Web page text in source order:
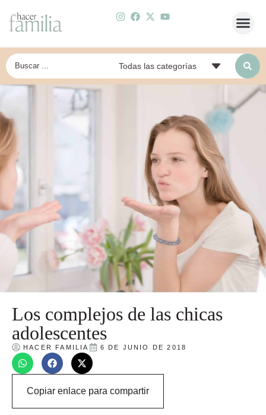
Los complejos de las chicas
adolescentes
HACER FAMILIA 6 DE JUNIO DE 2018
Copiar enlace para compartir